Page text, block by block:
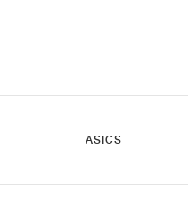
ASICS